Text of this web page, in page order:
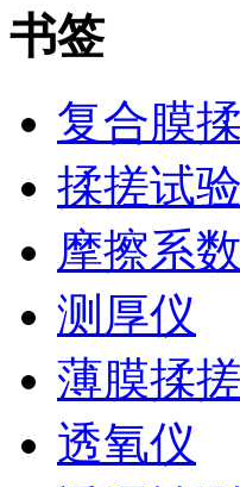
书签
复合膜
揉搓试
摩擦系
测厚仪
薄膜揉
透氧仪